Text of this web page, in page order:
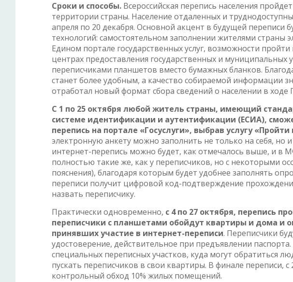
Сроки и способы. Всероссийская перепись населения
территории страны. Население отдаленных и
апреля по 20 декабря. Основной акцент в будущей переписи
технологий: самостоятельном заполнении жителями страны
Едином портале государственных услуг, возможности
центрах предоставления государственных и муниципальных
переписчиками планшетов вместо бумажных бланков.
станет более удобным, а качество собираемой информации
отработал новый формат сбора сведений о населении в ходе
С 1 по 25 октября любой житель страны, имеющий
системе идентификации и аутентификации (ЕСИА),
перепись на портале «Госуслуги», выбрав услугу
электронную анкету можно заполнить не только на себя, но
интернет-перепись можно будет, как отмечалось выше, и в
полностью такие же, как у переписчиков, но с некоторыми
пояснения), благодаря которым будет удобнее заполнять
переписи получит цифровой код-подтверждение
назвать переписчику.
Практически одновременно, с 4 по 27 октября, перепись
переписчики с планшетами обойдут квартиры и дома и
принявших участие в интернет-переписи. Переписчики
удостоверение, действительное при предъявлении
специальных переписных участков, куда могут обратиться
пускать переписчиков в свои квартиры. В финале переписи, с
контрольный обход 10% жилых помещений.